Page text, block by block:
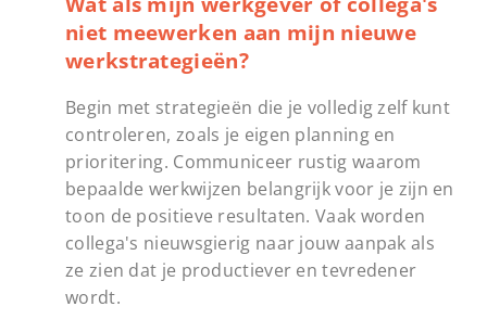
niet meewerken aan mijn nieuwe
werkstrategieën?
Begin met strategieën die je volledig zelf kunt
controleren, zoals je eigen planning en
prioritering. Communiceer rustig waarom
bepaalde werkwijzen belangrijk voor je zijn en
toon de positieve resultaten. Vaak worden
collega's nieuwsgierig naar jouw aanpak als
ze zien dat je productiever en tevredener
wordt.